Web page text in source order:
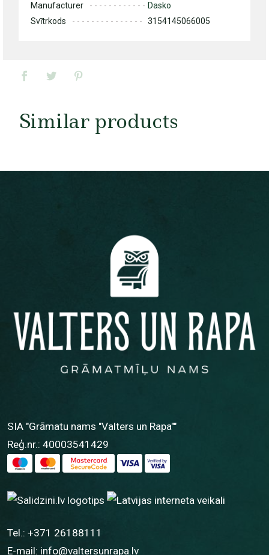
Manufacturer
Dasko
Svītrkods
3154145066005
Similar products
SIA "Grāmatu nams "Valters un Rapa""
Reģ.nr.: 40003541429
Tel.: +371 26188111
E-mail: info@valtersunrapa.lv